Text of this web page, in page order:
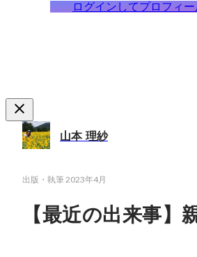
ログインしてプロフィ
山本 理紗
出版・執筆2023年4月
【最近の出来事】